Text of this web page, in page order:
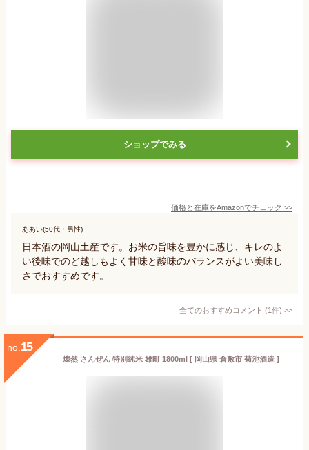
ショップでみる
価格と在庫をAmazonでチェック >>
ああい(50代・男性)
日本酒の岡山土産です。お米の旨味を豊かに感じ、キレのよ
い後味でのど越しもよく甘味と酸味のバランスがよい美味し
さでおすすめです。
全てのおすすめコメント (1件) >
no. 15
燦然 さんぜん 特別純米 雄町 1800ml [ 岡山県 倉敷市 菊池酒造 ]